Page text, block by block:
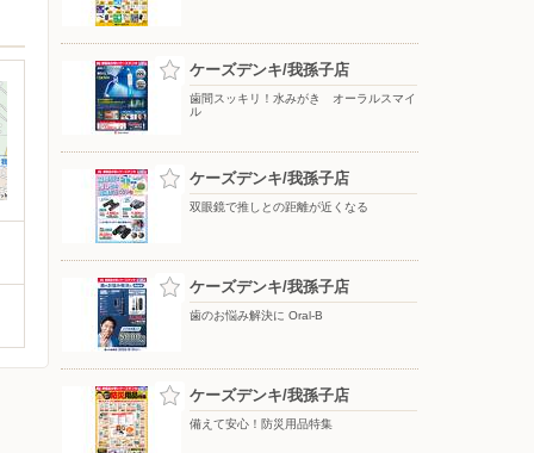
ケーズデンキ/我孫子店
歯間スッキリ！水みがき オーラルスマイ
ル
ケーズデンキ/我孫子店
双眼鏡で推しとの距離が近くなる
ケーズデンキ/我孫子店
歯のお悩み解決に Oral-B
ケーズデンキ/我孫子店
備えて安心！防災用品特集